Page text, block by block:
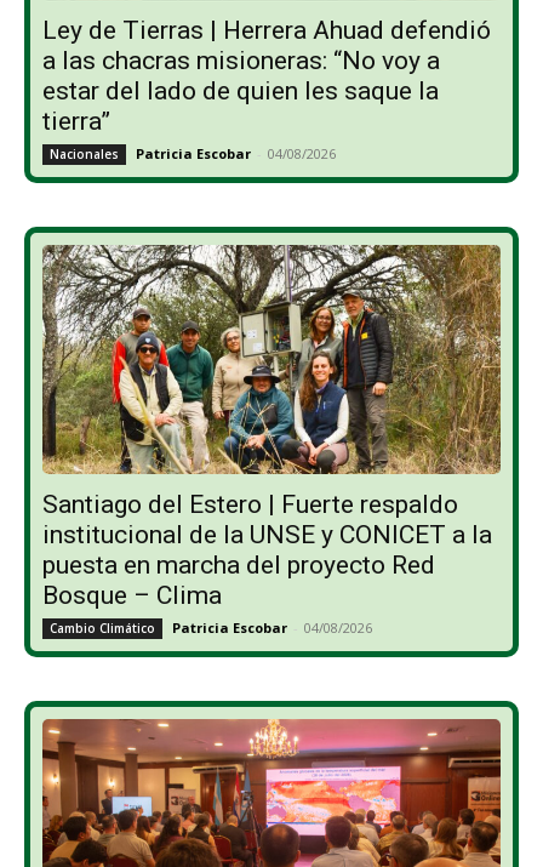
Ley de Tierras | Herrera Ahuad defendió
a las chacras misioneras: “No voy a
estar del lado de quien les saque la
tierra”
Nacionales Patricia Escobar - 04/08/2026
Santiago del Estero | Fuerte respaldo
institucional de la UNSE y CONICET a la
puesta en marcha del proyecto Red
Bosque – Clima
Cambio Climático Patricia Escobar - 04/08/2026